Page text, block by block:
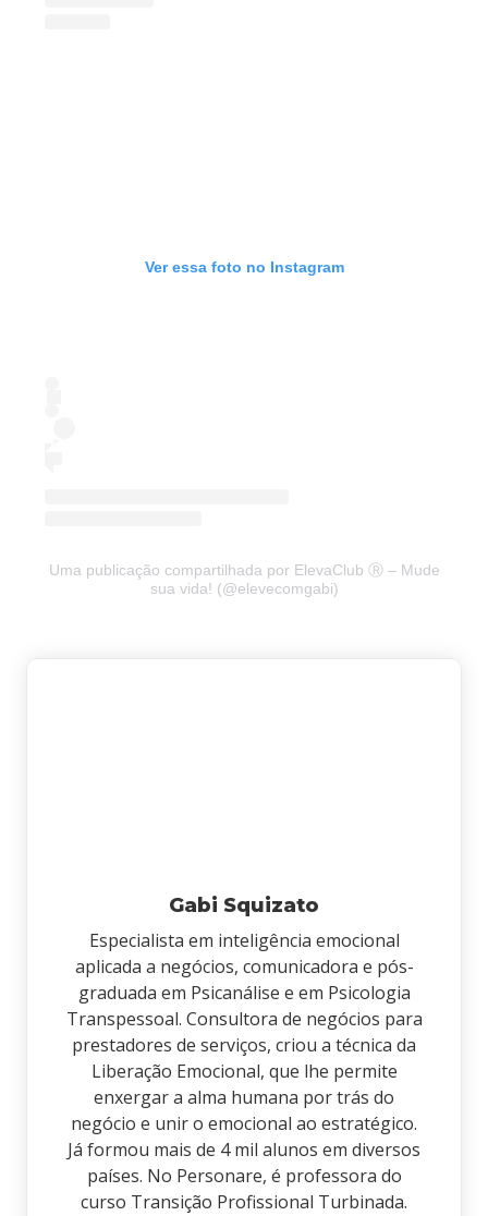
Ver essa foto no Instagram
Uma publicação compartilhada por ElevaClub Ⓡ – Mude
sua vida! (@elevecomgabi)
Gabi Squizato
Especialista em inteligência emocional
aplicada a negócios, comunicadora e pós-
graduada em Psicanálise e em Psicologia
Transpessoal. Consultora de negócios para
prestadores de serviços, criou a técnica da
Liberação Emocional, que lhe permite
enxergar a alma humana por trás do
negócio e unir o emocional ao estratégico.
Já formou mais de 4 mil alunos em diversos
países. No Personare, é professora do
curso Transição Profissional Turbinada.